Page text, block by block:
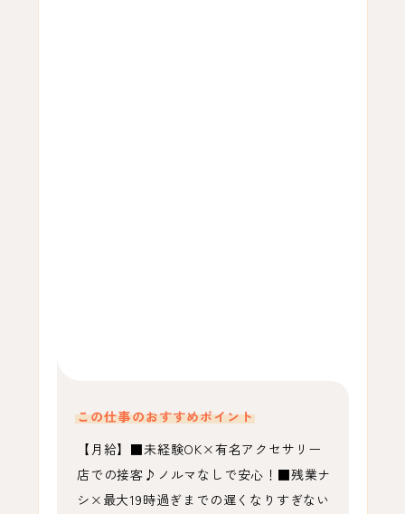
この仕事のおすすめポイント
【月給】■未経験OK×有名アクセサリー
店での接客♪ノルマなしで安心！■残業ナ
シ×最大19時過ぎまでの遅くなりすぎない